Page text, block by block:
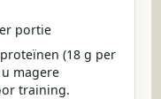
portie
(18 g per
magere
training.